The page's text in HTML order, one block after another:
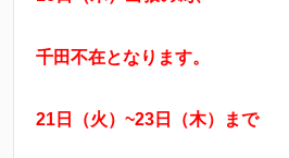
千田不在となります。
21日（火）~23日（木）まで